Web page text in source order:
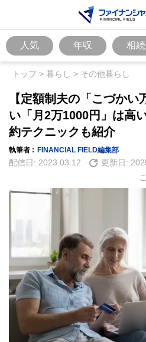
人気 年収 相続
トップ> 暮らし > その他暮らし
【定額制夫の「こづかい
い「月2万1000円」は高
約テクニックも紹介
執筆者 : FINANCIAL FIELD編集部
配信日: 2023.03.12 更新日: